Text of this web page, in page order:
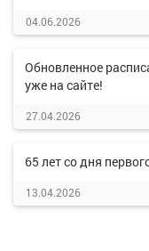
04.06.2026
Обновленное
уже на сайте!
27.04.2026
65 лет со дня
13.04.2026